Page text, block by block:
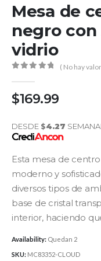
Mesa de
negro con
vidrio
( No hay
$169.99
DESDE $4.27
Esta mesa de
moderno y
diversos tipos de
base de cristal
interior, haciendo
Availability: Quedan 2
SKU: MC83352-CLOUD